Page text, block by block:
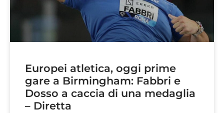
Europei atletica, oggi prime
gare a Birmingham: Fabbri e
Dosso a caccia di una medaglia
– Diretta